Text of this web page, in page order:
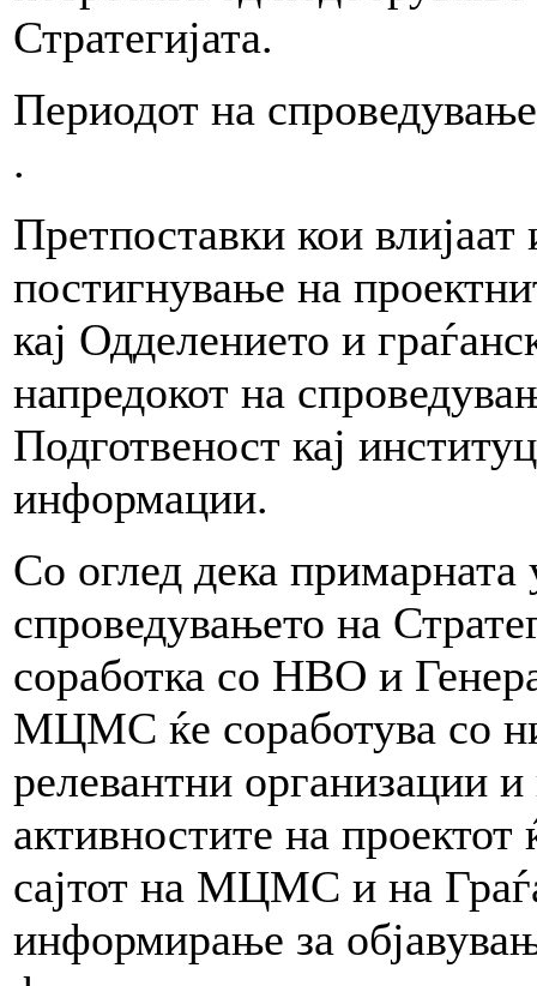
Стратегијата.
Периодот на
.
Претпоставки кои
постигнување на
кај Одделението и
напредокот на
Подготвеност кај
информации.
Со оглед дека
спроведувањето на
соработка со НВО и
МЦМС ќе соработува со
релевантни организации
активностите на проектот
сајтот на МЦМС и на
информирање за